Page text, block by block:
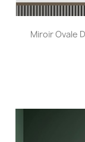
Miroir Ovale